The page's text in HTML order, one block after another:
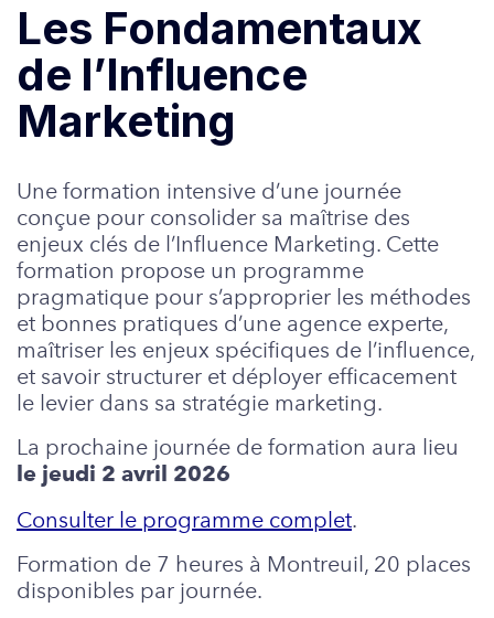
Les Fondamentaux
de l’Influence
Marketing
Une formation intensive d’une journée
conçue pour consolider sa maîtrise des
enjeux clés de l’Influence Marketing. Cette
formation propose un programme
pragmatique pour s’approprier les méthodes
et bonnes pratiques d’une agence experte,
maîtriser les enjeux spécifiques de l’influence,
et savoir structurer et déployer efficacement
le levier dans sa stratégie marketing.
La prochaine journée de formation aura lieu
le jeudi 2 avril 2026
Consulter le programme complet.
Formation de 7 heures à Montreuil, 20 places
disponibles par journée.